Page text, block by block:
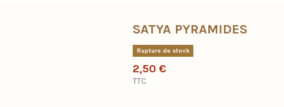
SATYA PYRAMIDES
Rupture de stock
2,50 €
TTC